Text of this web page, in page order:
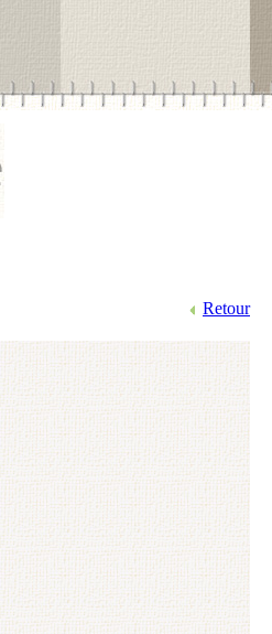
Retour